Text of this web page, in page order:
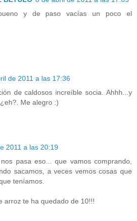
y de paso vacías un poco el
de 2011 a las 17:36
de caldosos increíble socia. Ahhh...y
Me alegro :)
2011 a las 20:19
pasa eso... que vamos comprando,
sacamos, a veces vemos cosas que
teníamos.
arroz te ha quedado de 10!!!